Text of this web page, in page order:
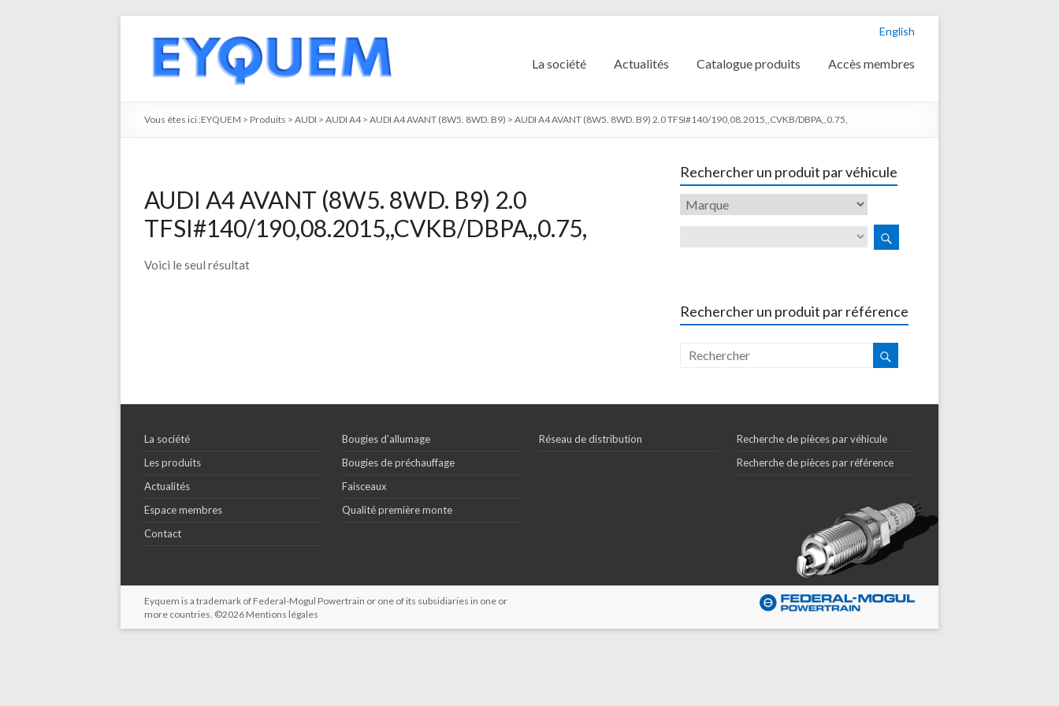
English
La société Actualités Catalogue produits Accès membres
Vous êtes ici :EYQUEM > Produits > AUDI > AUDI A4> AUDI A4 AVANT (8W5. 8WD. B9) > AUDI A4 AVANT (8W5. 8WD. B9) 2.0 TFSI#140/190,08.2015,,CVKB/DBPA,,0.75,
AUDI A4 AVANT (8W5. 8WD. B9) 2.0
TFSI#140/190,08.2015,,CVKB/DBPA,,0.75,
Voici le seul résultat
Rechercher un produit par véhicule
Rechercher un produit par référence
La société
Les produits
Actualités
Espace membres
Contact
Bougies d’allumage
Bougies de préchauffage
Faisceaux
Qualité première monte
Réseau de distribution
Recherche de pièces par véhicule
Recherche de pièces par référence
Eyquem is a trademark of Federal-Mogul Powertrain or one of its subsidiaries in one or
more countries. ©2026 Mentions légales